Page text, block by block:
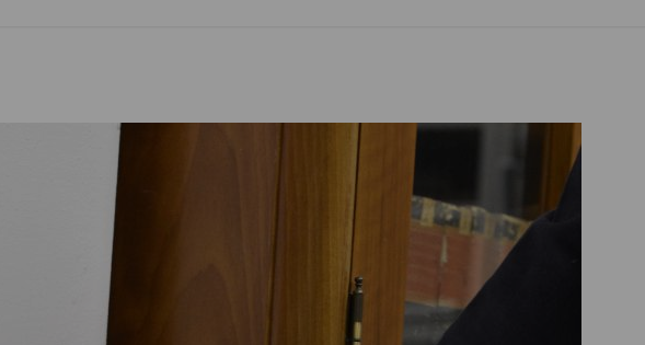
Digitales
Team
Praktikum / PraxisprojektLänderübergreifende kulturtouristische Ziele
Malerei 17.–19. Jh.
Grafische Sammlung
Restaurierung
Forschung
Angebote für Kitas
Angebote für Schulen